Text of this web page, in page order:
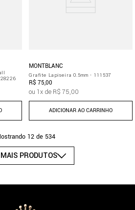
MONTBLANC
Grafite Lapiseira 0.5mm - 111537
R$ 75,00
ou 1x de R$ 75,00
ADICIONAR AO CARRINHO
12 de 534